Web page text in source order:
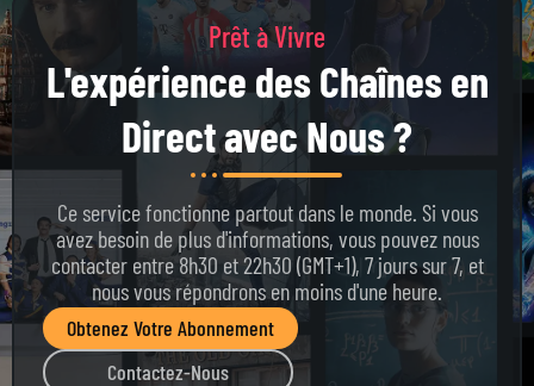
Prêt à Vivre
L'expérience des Chaînes en
Direct avec Nous ?
Ce service fonctionne partout dans le monde. Si vous
avez besoin de plus d'informations, vous pouvez nous
contacter entre 8h30 et 22h30 (GMT+1), 7 jours sur 7, et
nous vous répondrons en moins d'une heure.
Obtenez Votre Abonnement
Contactez-Nous